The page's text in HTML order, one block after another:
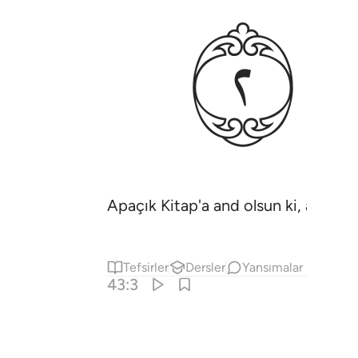
ﱴ
Apaçık Kitap'a and olsun ki,
Tefsirler Dersler Yansımalar
43:3